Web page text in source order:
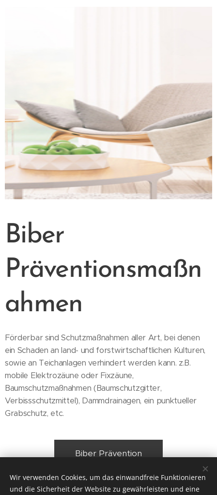
Biber
Präventionsmaßn
ahmen
Förderbar sind Schutzmaßnahmen aller Art, bei denen
ein Schaden an land- und forstwirtschaftlichen Kulturen,
sowie an Teichanlagen verhindert werden kann. z.B.
mobile Elektrozäune oder Fixzäune,
Baumschutzmaßnahmen (Baumschutzgitter,
Verbissschutzmittel), Dammdrainagen, ein punktueller
Grabschutz, etc.
Biber Prävention
Wir verwenden Cookies, um das einwandfreie Funktionieren
und die Sicherheit der Website zu gewährleisten und eine